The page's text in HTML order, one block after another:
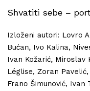
Shvatiti sebe –
Izloženi autori: Lovro
Bućan, Ivo Kalina,
Ivan Kožarić, Miroslav
Léglise, Zoran
Frano Šimunović, Ivan